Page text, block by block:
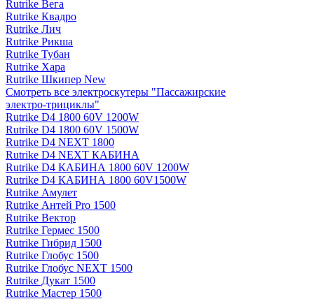
Rutrike Вега
Rutrike Квадро
Rutrike Лич
Rutrike Рикша
Rutrike Тубан
Rutrike Хара
Rutrike Шкипер New
Смотреть все электро­скутеры "Пассажирские
электро‑трициклы"
Rutrike D4 1800 60V 1200W
Rutrike D4 1800 60V 1500W
Rutrike D4 NEXT 1800
Rutrike D4 NEXT КАБИНА
Rutrike D4 КАБИНА 1800 60V 1200W
Rutrike D4 КАБИНА 1800 60V1500W
Rutrike Амулет
Rutrike Антей Pro 1500
Rutrike Вектор
Rutrike Гермес 1500
Rutrike Гибрид 1500
Rutrike Глобус 1500
Rutrike Глобус NEXT 1500
Rutrike Дукат 1500
Rutrike Мастер 1500